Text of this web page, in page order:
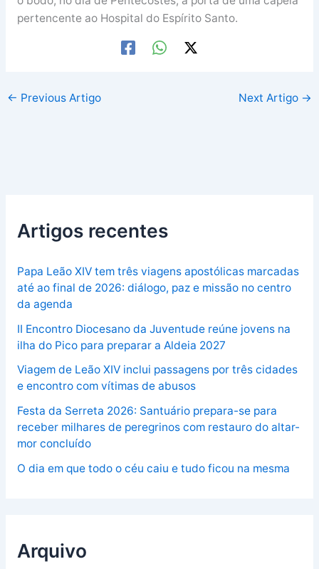
pertencente ao Hospital do Espírito Santo.
← Previous Artigo Next Artigo →
Artigos recentes
Papa Leão XIV tem três viagens apostólicas marcadas
até ao final de 2026: diálogo, paz e missão no centro
da agenda
II Encontro Diocesano da Juventude reúne jovens na
ilha do Pico para preparar a Aldeia 2027
Viagem de Leão XIV inclui passagens por três cidades
e encontro com vítimas de abusos
Festa da Serreta 2026: Santuário prepara-se para
receber milhares de peregrinos com restauro do altar-
mor concluído
O dia em que todo o céu caiu e tudo ficou na mesma
Arquivo